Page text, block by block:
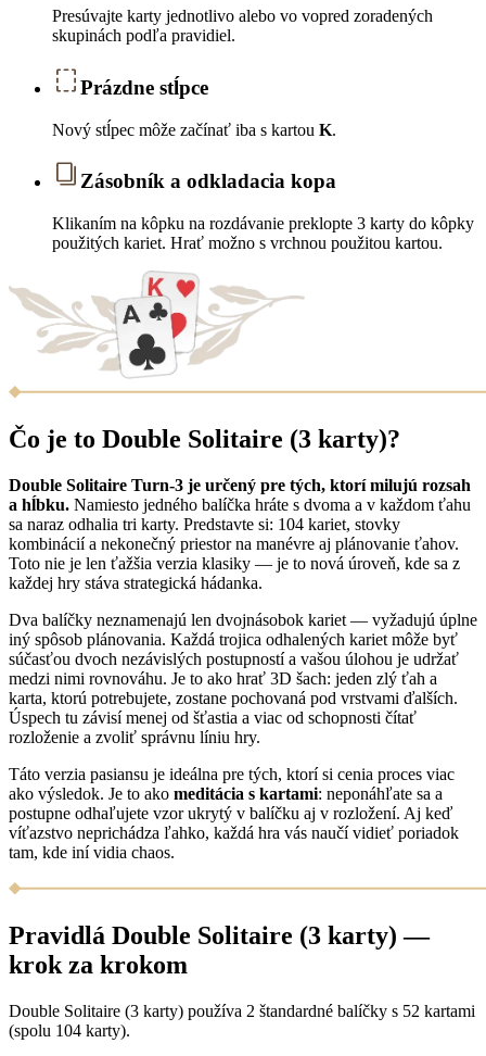
Presúvajte karty jednotlivo alebo vo vopred zoradených
skupinách podľa pravidiel.
Prázdne stĺpce
Nový stĺpec môže začínať iba s kartou K.
Zásobník a odkladacia kopa
Klikaním na kôpku na rozdávanie preklopte 3 karty do kôpky
použitých kariet. Hrať možno s vrchnou použitou kartou.
Čo je to Double Solitaire (3 karty)?
Double Solitaire Turn-3 je určený pre tých, ktorí milujú rozsah
a hĺbku. Namiesto jedného balíčka hráte s dvoma a v každom ťahu
sa naraz odhalia tri karty. Predstavte si: 104 kariet, stovky
kombinácií a nekonečný priestor na manévre aj plánovanie ťahov.
Toto nie je len ťažšia verzia klasiky — je to nová úroveň, kde sa z
každej hry stáva strategická hádanka.
Dva balíčky neznamenajú len dvojnásobok kariet — vyžadujú úplne
iný spôsob plánovania. Každá trojica odhalených kariet môže byť
súčasťou dvoch nezávislých postupností a vašou úlohou je udržať
medzi nimi rovnováhu. Je to ako hrať 3D šach: jeden zlý ťah a
karta, ktorú potrebujete, zostane pochovaná pod vrstvami ďalších.
Úspech tu závisí menej od šťastia a viac od schopnosti čítať
rozloženie a zvoliť správnu líniu hry.
Táto verzia pasiansu je ideálna pre tých, ktorí si cenia proces viac
ako výsledok. Je to ako meditácia s kartami: neponáhľate sa a
postupne odhaľujete vzor ukrytý v balíčku aj v rozložení. Aj keď
víťazstvo neprichádza ľahko, každá hra vás naučí vidieť poriadok
tam, kde iní vidia chaos.
Pravidlá Double Solitaire (3 karty) —
krok za krokom
Double Solitaire (3 karty) používa 2 štandardné balíčky s 52 kartami
(spolu 104 karty).